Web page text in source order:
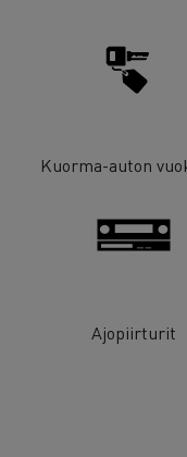
Kuorma-auton
Ajopiirturit